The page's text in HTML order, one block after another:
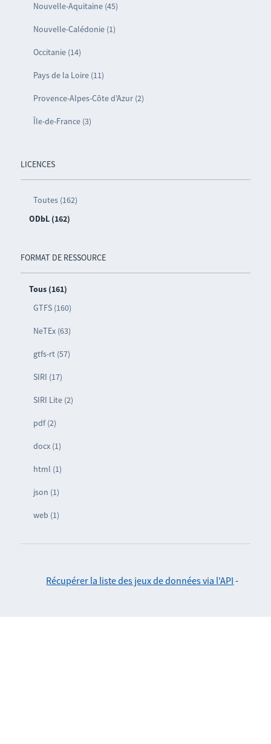
Nouvelle-Aquitaine (45)
Nouvelle-Calédonie (1)
Occitanie (14)
Pays de la Loire (11)
Provence-Alpes-Côte d’Azur (2)
Île-de-France (3)
LICENCES
Toutes (162)
ODbL (162)
FORMAT DE RESSOURCE
Tous (161)
GTFS (160)
NeTEx (63)
gtfs-rt (57)
SIRI (17)
SIRI Lite (2)
pdf (2)
docx (1)
html (1)
json (1)
web (1)
Récupérer la liste des jeux de données via l'API -